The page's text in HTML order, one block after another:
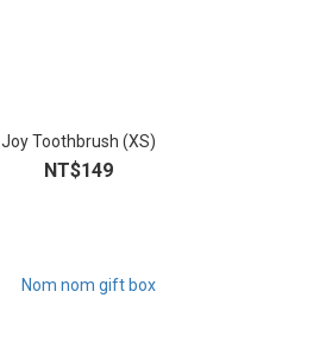
Joy Toothbrush (XS)
NT$149